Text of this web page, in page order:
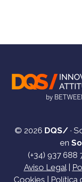
© 2026 DQS/·
en
(+34) 937 688
Aviso Legal|
Cookies
Política